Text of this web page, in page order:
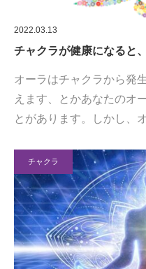
2022.03.13
チャクラが健康になると
オーラはチャクラから発
えます、とかあなたのオ
とがあります。しかし、
チャクラ